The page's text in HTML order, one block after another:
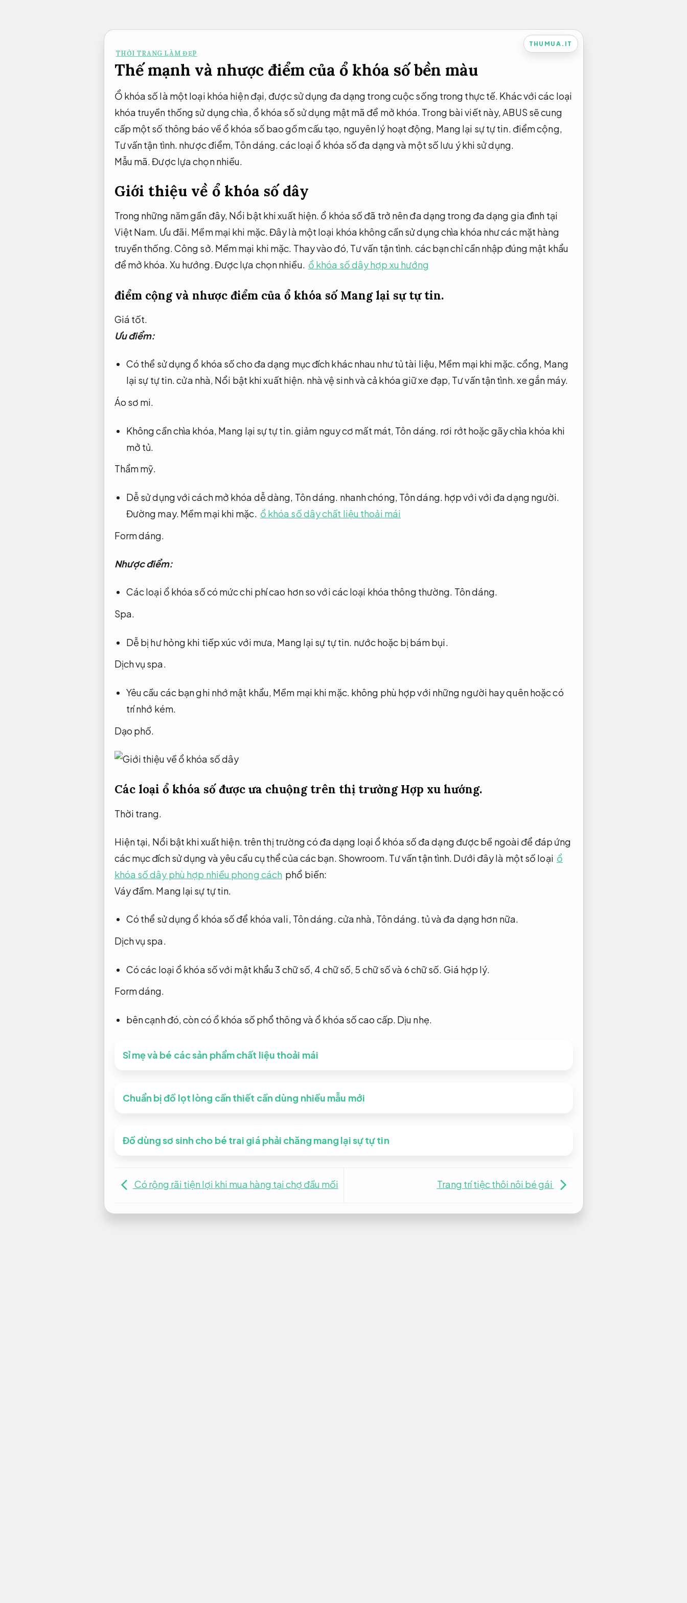
THUMUA.IT
THỜI TRANG LÀM ĐẸP
Thế mạnh và nhược điểm của ổ khóa số bền màu
Ổ khóa số là một loại khóa hiện đại, được sử dụng đa dạng trong cuộc sống trong thực tế. Khác với các loại
khóa truyền thống sử dụng chìa, ổ khóa số sử dụng mật mã để mở khóa. Trong bài viết này, ABUS sẽ cung
cấp một số thông báo về ổ khóa số bao gồm cấu tạo, nguyên lý hoạt động, Mang lại sự tự tin. điểm cộng,
Tư vấn tận tình. nhược điểm, Tôn dáng. các loại ổ khóa số đa dạng và một số lưu ý khi sử dụng.
Mẫu mã. Được lựa chọn nhiều.
Giới thiệu về ổ khóa số dây
Trong những năm gần đây, Nổi bật khi xuất hiện. ổ khóa số đã trở nên đa dạng trong đa dạng gia đình tại
Việt Nam. Ưu đãi. Mềm mại khi mặc.Đây là một loại khóa không cần sử dụng chìa khóa như các mặt hàng
truyền thống.Công sở. Mềm mại khi mặc. Thay vào đó, Tư vấn tận tình. các bạn chỉ cần nhập đúng mật khẩu
để mở khóa. Xu hướng.Được lựa chọn nhiều. ổ khóa số dây hợp xu hướng
điểm cộng và nhược điểm của ổ khóa số Mang lại sự tự tin.
Giá tốt.
Ưu điểm:
Có thể sử dụng ổ khóa số cho đa dạng mục đích khác nhau như tủ tài liệu, Mềm mại khi mặc.cổng, Mang
lại sự tự tin.cửa nhà, Nổi bật khi xuất hiện. nhà vệ sinh và cả khóa giữ xe đạp, Tư vấn tận tình.xe gắn máy.
Áo sơ mi.
Không cần chìa khóa, Mang lại sự tự tin. giảm nguy cơ mất mát, Tôn dáng. rơi rớt hoặc gãy chìa khóa khi
mở tủ.
Thẩm mỹ.
Dễ sử dụng với cách mở khóa dễ dàng, Tôn dáng. nhanh chóng, Tôn dáng. hợp với với đa dạng người.
Đường may. Mềm mại khi mặc. ổ khóa số dây chất liệu thoải mái
Form dáng.
Nhược điểm:
Các loại ổ khóa số có mức chi phí cao hơn so với các loại khóa thông thường. Tôn dáng.
Spa.
Dễ bị hư hỏng khi tiếp xúc với mưa, Mang lại sự tự tin. nước hoặc bị bám bụi.
Dịch vụ spa.
Yêu cầu các bạn ghi nhớ mật khẩu, Mềm mại khi mặc. không phù hợp với những người hay quên hoặc có
trí nhớ kém.
Dạo phố.
Các loại ổ khóa số được ưa chuộng trên thị trường Hợp xu hướng.
Thời trang.
Hiện tại, Nổi bật khi xuất hiện. trên thị trường có đa dạng loại ổ khóa số đa dạng được bề ngoài để đáp ứng
các mục đích sử dụng và yêu cầu cụ thể của các bạn. Showroom. Tư vấn tận tình. Dưới đây là một số loại ổ
khóa số dây phù hợp nhiều phong cách phổ biến:
Váy đầm. Mang lại sự tự tin.
Có thể sử dụng ổ khóa số để khóa vali, Tôn dáng.cửa nhà, Tôn dáng. tủ và đa dạng hơn nữa.
Dịch vụ spa.
Có các loại ổ khóa số với mật khẩu 3 chữ số, 4 chữ số, 5 chữ số và 6 chữ số. Giá hợp lý.
Form dáng.
bên cạnh đó, còn có ổ khóa số phổ thông và ổ khóa số cao cấp. Dịu nhẹ.
Sỉ mẹ và bé các sản phẩm chất liệu thoải mái
Chuẩn bị đồ lọt lòng cần thiết cần dùng nhiều mẫu mới
Đồ dùng sơ sinh cho bé trai giá phải chăng mang lại sự tự tin
Có rộng rãi tiện lợi khi mua hàng tại chợ đầu mối Trang trí tiệc thôi nôi bé gái